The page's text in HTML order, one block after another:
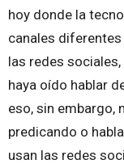
hoy donde la
canales
las redes
haya oído hablar
eso, sin embargo,
predicando o
usan las redes